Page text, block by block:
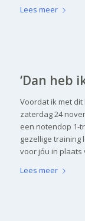
Lees meer
‘Dan heb
Voordat ik met
zaterdag 24
een notendop 1-
gezellige training
voor jóu in
Lees meer